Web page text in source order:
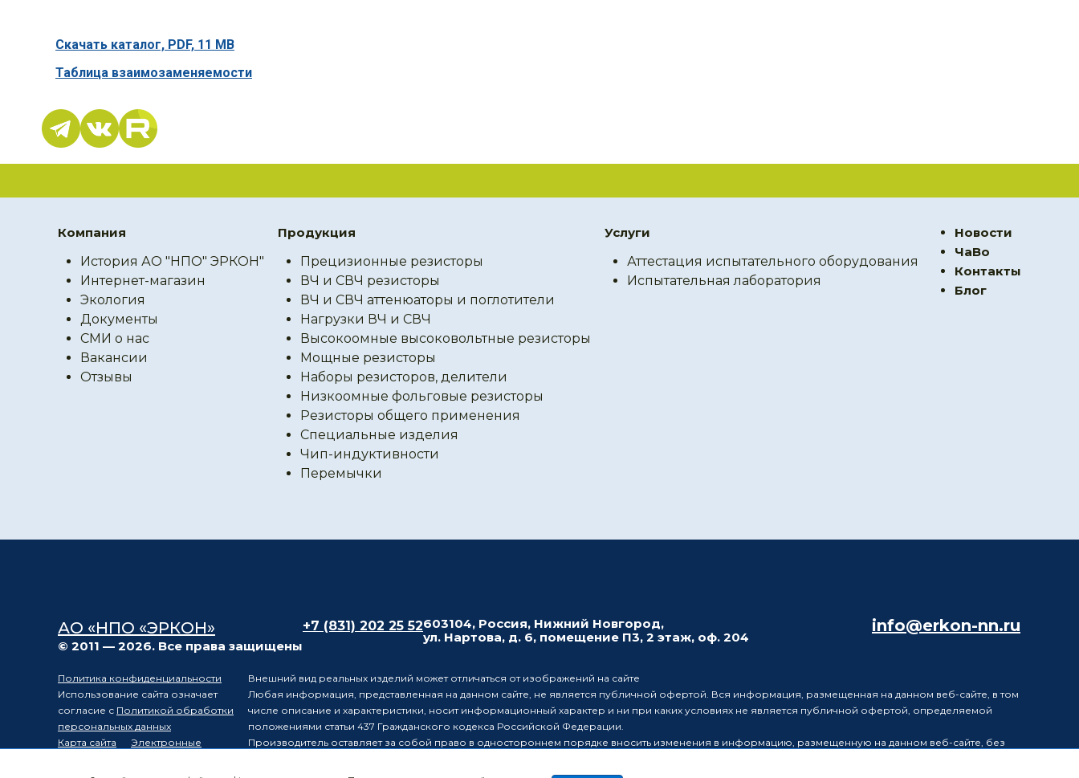
Скачать каталог, PDF, 11 MB
Таблица взаимозаменяемости
Компания
История АО "НПО" ЭРКОН"
Интернет-магазин
Экология
Документы
СМИ о нас
Вакансии
Отзывы
Продукция
Прецизионные резисторы
ВЧ и СВЧ резисторы
ВЧ и СВЧ аттенюаторы и поглотители
Нагрузки ВЧ и СВЧ
Высокоомные высоковольтные резисторы
Мощные резисторы
Наборы резисторов, делители
Низкоомные фольговые резисторы
Резисторы общего применения
Специальные изделия
Чип-индуктивности
Перемычки
Услуги
Аттестация испытательного оборудования
Испытательная лаборатория
Новости
ЧаВо
Контакты
Блог
АО «НПО «ЭРКОН»
© 2011 — 2026. Все права защищены
+7 (831) 202 25 52603104, Россия, Нижний Новгород,
ул. Нартова, д. 6, помещение П3, 2 этаж, оф. 204
info@erkon-nn.ru
Политика конфиденциальности
Использование сайта означает
согласие с Политикой обработки
персональных данных
Карта сайта
Электронные
Внешний вид реальных изделий может отличаться от изображений на сайте
Любая информация, представленная на данном сайте, не является публичной офертой. Вся информация, размещенная на данном веб-сайте, в том
числе описание и характеристики, носит информационный характер и ни при каких условиях не является публичной офертой, определяемой
положениями статьи 437 Гражданского кодекса Российской Федерации.
Производитель оставляет за собой право в одностороннем порядке вносить изменения в информацию, размещенную на данном веб-сайте, без